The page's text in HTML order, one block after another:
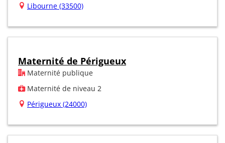
Libourne (33500)
Maternité de Périgueux
Maternité publique
Maternité de niveau 2
Périgueux (24000)